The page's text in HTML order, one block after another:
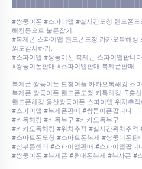
#쌍둥이폰 #스파이앱 #실시간도청 핸드폰
해킹등으로 불륜잡기.
#복제폰 스파이앱 핸드폰도청 카카오톡해킹
외도감시하기.
#스파이앱 #쌍둥이폰 복제폰 스파이앱팝니
#쌍둥이폰판매 #스파이앱판매 복제폰판매
복제폰.쌍둥이폰.도청어플.카카오톡해킹.스
복제폰.쌍둥이폰.핸드폰도청.카톡해킹.IT흥
핸드폰해킹.용산쌍둥이폰.스파이앱.위치추적
#스파이앱 #복제폰판매 #쌍둥이폰팝니다
#카톡해킹 #카톡복구 #카카오톡복구
#카카오톡해킹 #위치추적 #실시간위치추적
#스마트폰도청 #스마트폰복제 #쌍둥이폰판
#심부름센터 #스파이앱판매 #스파이앱팝니
#쌍둥이폰 #복제폰 #휴대폰복제 #복사폰 #